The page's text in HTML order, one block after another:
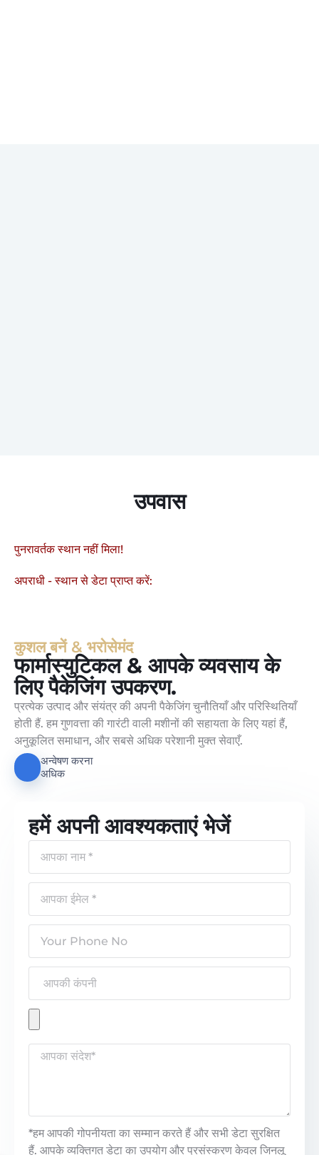
उपवास
पुनरावर्तक स्थान नहीं मिला!
अपराधी - स्थान से डेटा प्राप्त करें:
कुशल बनें & भरोसेमंद
फार्मास्युटिकल & आपके व्यवसाय के
लिए पैकेजिंग उपकरण.
प्रत्येक उत्पाद और संयंत्र की अपनी पैकेजिंग चुनौतियाँ और परिस्थितियाँ
होती हैं. हम गुणवत्ता की गारंटी वाली मशीनों की सहायता के लिए यहां हैं,
अनुकूलित समाधान, और सबसे अधिक परेशानी मुक्त सेवाएँ.
अन्वेषण करना
अधिक
हमें अपनी आवश्यकताएं भेजें
*हम आपकी गोपनीयता का सम्मान करते हैं और सभी डेटा सुरक्षित
हैं. आपके व्यक्तिगत डेटा का उपयोग और प्रसंस्करण केवल जिनलू